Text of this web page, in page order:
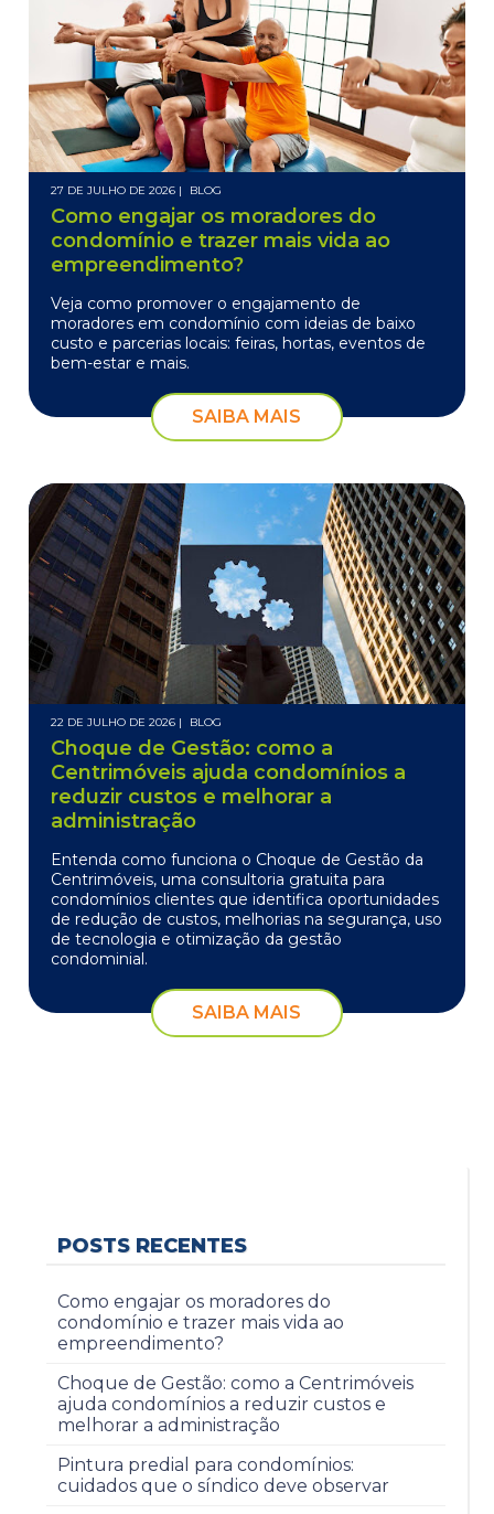
27 DE JULHO DE 2026 | BLOG
Como engajar os moradores do
condomínio e trazer mais vida ao
empreendimento?
Veja como promover o engajamento de
moradores em condomínio com ideias de baixo
custo e parcerias locais: feiras, hortas, eventos de
bem-estar e mais.
SAIBA MAIS
22 DE JULHO DE 2026 | BLOG
Choque de Gestão: como a
Centrimóveis ajuda condomínios a
reduzir custos e melhorar a
administração
Entenda como funciona o Choque de Gestão da
Centrimóveis, uma consultoria gratuita para
condomínios clientes que identifica oportunidades
de redução de custos, melhorias na segurança, uso
de tecnologia e otimização da gestão
condominial.
SAIBA MAIS
POSTS RECENTES
Como engajar os moradores do
condomínio e trazer mais vida ao
empreendimento?
Choque de Gestão: como a Centrimóveis
ajuda condomínios a reduzir custos e
melhorar a administração
Pintura predial para condomínios:
cuidados que o síndico deve observar